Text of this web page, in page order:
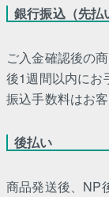
銀行振込（先払
ご入金確認後の
後1週間以内にお
振込手数料はお
後払い
商品発送後、NP